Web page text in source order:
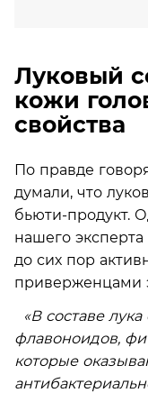
Луковый
кожи
свойства
По правде
думали, что
бьюти-продукт.
нашего
до сих пор
приверженцами
«В составе
флавоноидов,
которые